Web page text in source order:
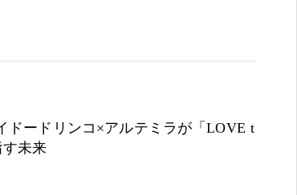
ドードリンコ×アルテミラが「LOVE t
未来